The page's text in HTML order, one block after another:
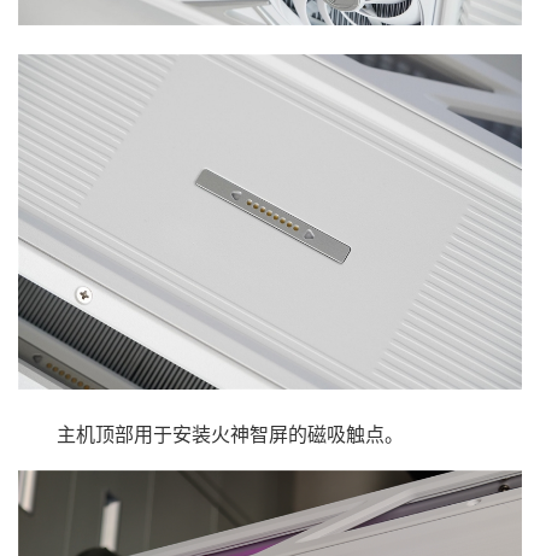
主机顶部用于安装火神智屏的磁吸触点。